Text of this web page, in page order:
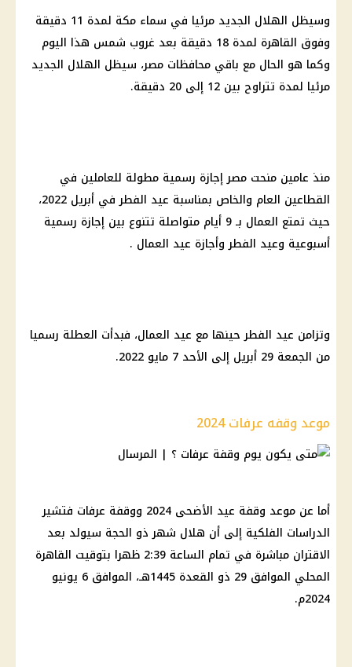
وسيظل الهلال الجديد مرئيا في سماء مكة لمدة 11 دقيقة
وفوق القاهرة لمدة 18 دقيقة بعد غروب شمس هذا اليوم
وكما هو الحال مع باقي محافظات مصر، سيظل الهلال الجديد
مرئيا لمدة تتراوح بين 12 إلى 20 دقيقة.
منذ عامين منحت مصر إجازة رسمية مطولة للعاملين في
القطاعين العام والخاص بمناسبة عيد الفطر في أبريل 2022،
حيث تمتع العمال بـ 9 أيام متواصلة تتنوع بين إجازة رسمية
أسبوعية وعيد الفطر وأجازة عيد العمال .
وتزامن عيد الفطر حينها مع عيد العمال، فبدأت العطلة رسميا
من الجمعة 29 أبريل إلى الأحد 7 مايو 2022.
موعد وقفه عرفات 2024
أما عن موعد وقفة عيد الأضحى 2024 ووقفة عرفات فتشير
الدراسات الفلكية إلى أن هلال شهر ذو الحجة سيولد بعد
الاقتران مباشرة في تمام الساعة 2:39 ظهرا بتوقيت القاهرة
المحلي الموافق 29 ذو القعدة 1445هـ، الموافق 6 يونيو
2024م.